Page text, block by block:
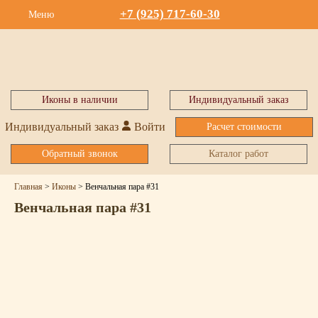
Меню +7 (925) 717-60-30
Иконы в наличии Индивидуальный заказ
Индивидуальный заказ Войти Расчет стоимости
Обратный звонок Каталог работ
Главная > Иконы > Венчальная пара #31
Венчальная пара #31